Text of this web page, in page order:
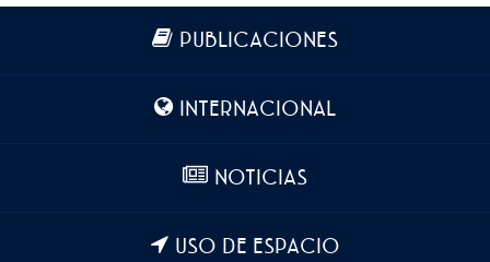
Más información
PUBLICACIONES
INTERNACIONAL
NOTICIAS
USO DE ESPACIO